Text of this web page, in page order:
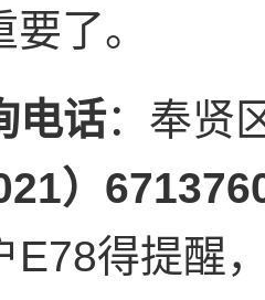
了。
电话：奉贤
021）
E78得提醒